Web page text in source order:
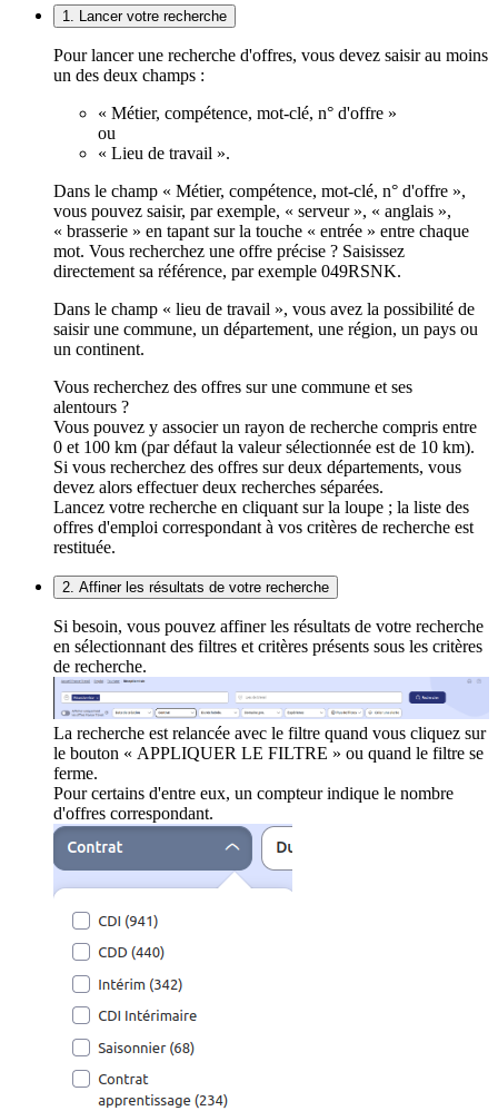
1. Lancer votre recherche
Pour lancer une recherche d'offres, vous devez saisir au moins
un des deux champs :
« Métier, compétence, mot-clé, n° d'offre »
ou
« Lieu de travail ».
Dans le champ « Métier, compétence, mot-clé, n° d'offre »,
vous pouvez saisir, par exemple, « serveur », « anglais »,
« brasserie » en tapant sur la touche « entrée » entre chaque
mot. Vous recherchez une offre précise ? Saisissez
directement sa référence, par exemple 049RSNK.
Dans le champ « lieu de travail », vous avez la possibilité de
saisir une commune, un département, une région, un pays ou
un continent.
Vous recherchez des offres sur une commune et ses
alentours ?
Vous pouvez y associer un rayon de recherche compris entre
0 et 100 km (par défaut la valeur sélectionnée est de 10 km).
Si vous recherchez des offres sur deux départements, vous
devez alors effectuer deux recherches séparées.
Lancez votre recherche en cliquant sur la loupe ; la liste des
offres d'emploi correspondant à vos critères de recherche est
restituée.
2. Affiner les résultats de votre recherche
Si besoin, vous pouvez affiner les résultats de votre recherche
en sélectionnant des filtres et critères présents sous les critères
de recherche.
La recherche est relancée avec le filtre quand vous cliquez sur
le bouton « APPLIQUER LE FILTRE » ou quand le filtre se
ferme.
Pour certains d'entre eux, un compteur indique le nombre
d'offres correspondant.